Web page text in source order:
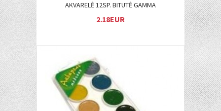
AKVARELĖ 12SP. BITUTĖ GAMMA
2.18EUR
Į KREPŠELĮ